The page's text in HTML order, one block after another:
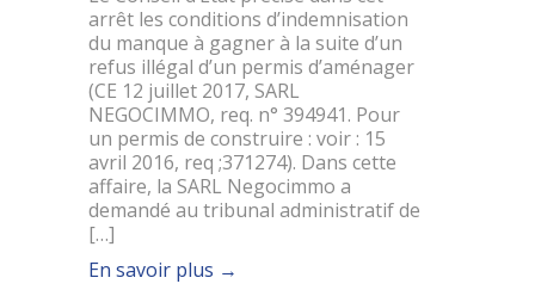
arrêt les conditions d’indemnisation
du manque à gagner à la suite d’un
refus illégal d’un permis d’aménager
(CE 12 juillet 2017, SARL
NEGOCIMMO, req. n° 394941. Pour
un permis de construire : voir : 15
avril 2016, req ;371274). Dans cette
affaire, la SARL Negocimmo a
demandé au tribunal administratif de
[…]
En savoir plus →